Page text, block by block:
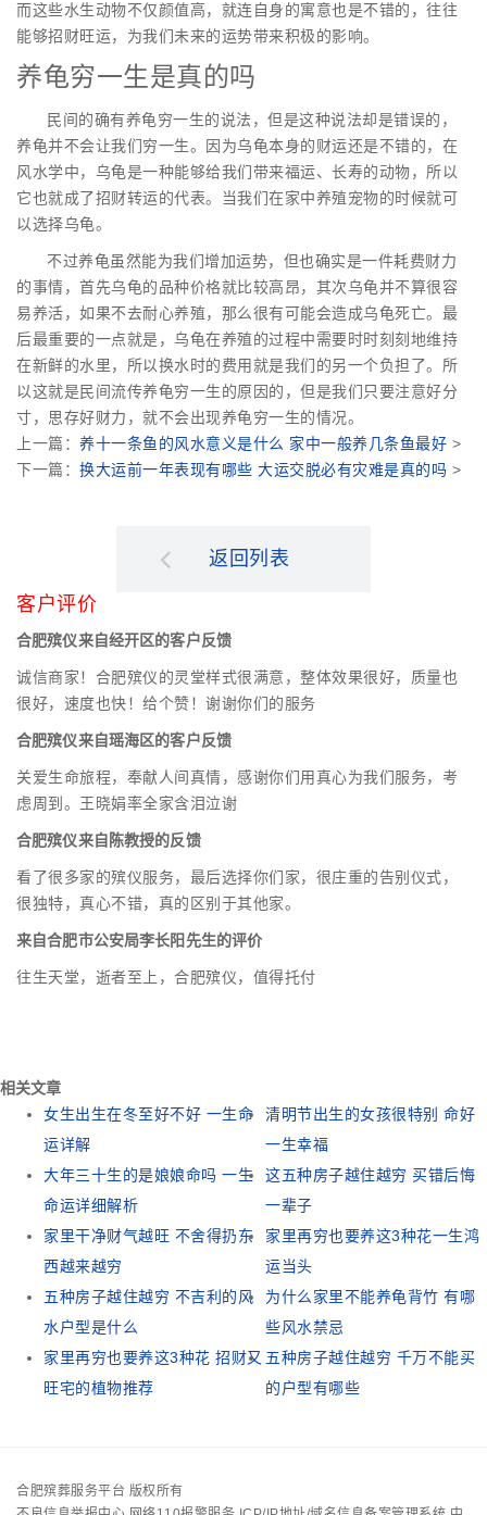
而这些水生动物不仅颜值高，就连自身的寓意也是不错的，往往
能够招财旺运，为我们未来的运势带来积极的影响。
养龟穷一生是真的吗
民间的确有养龟穷一生的说法，但是这种说法却是错误的，
养龟并不会让我们穷一生。因为乌龟本身的财运还是不错的，在
风水学中，乌龟是一种能够给我们带来福运、长寿的动物，所以
它也就成了招财转运的代表。当我们在家中养殖宠物的时候就可
以选择乌龟。
不过养龟虽然能为我们增加运势，但也确实是一件耗费财力
的事情，首先乌龟的品种价格就比较高昂，其次乌龟并不算很容
易养活，如果不去耐心养殖，那么很有可能会造成乌龟死亡。最
后最重要的一点就是，乌龟在养殖的过程中需要时时刻刻地维持
在新鲜的水里，所以换水时的费用就是我们的另一个负担了。所
以这就是民间流传养龟穷一生的原因的，但是我们只要注意好分
寸，思存好财力，就不会出现养龟穷一生的情况。
上一篇： 养十一条鱼的风水意义是什么 家中一般养几条鱼最好 >
下一篇： 换大运前一年表现有哪些 大运交脱必有灾难是真的吗 >
返回列表
客户评价
合肥殡仪来自经开区的客户反馈
诚信商家！合肥殡仪的灵堂样式很满意，整体效果很好，质量也
很好，速度也快！给个赞！谢谢你们的服务
合肥殡仪来自瑶海区的客户反馈
关爱生命旅程，奉献人间真情，感谢你们用真心为我们服务，考
虑周到。王晓娟率全家含泪泣谢
合肥殡仪来自陈教授的反馈
看了很多家的殡仪服务，最后选择你们家，很庄重的告别仪式，
很独特，真心不错，真的区别于其他家。
来自合肥市公安局李长阳先生的评价
往生天堂，逝者至上，合肥殡仪，值得托付
相关文章
女生出生在冬至好不好 一生命
运详解
清明节出生的女孩很特别 命好
一生幸福
大年三十生的是娘娘命吗 一生
命运详细解析
这五种房子越住越穷 买错后悔
一辈子
家里干净财气越旺 不舍得扔东
西越来越穷
家里再穷也要养这3种花一生鸿
运当头
五种房子越住越穷 不吉利的风
水户型是什么
为什么家里不能养龟背竹 有哪
些风水禁忌
家里再穷也要养这3种花 招财又
旺宅的植物推荐
五种房子越住越穷 千万不能买
的户型有哪些
合肥殡葬服务平台 版权所有